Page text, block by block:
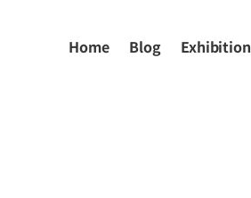
Home Blog Exhibition